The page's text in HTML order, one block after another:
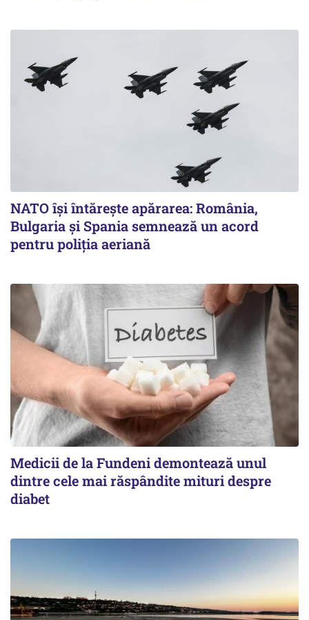
NATO își întărește apărarea: România,
Bulgaria și Spania semnează un acord
pentru poliția aeriană
Medicii de la Fundeni demontează unul
dintre cele mai răspândite mituri despre
diabet